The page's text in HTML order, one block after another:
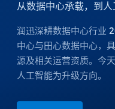
从数据中心承载，到人
润迅深耕数据中心行业
中心与田心数据中心，
源及相关运营资质。今
人工智能为升级方向。